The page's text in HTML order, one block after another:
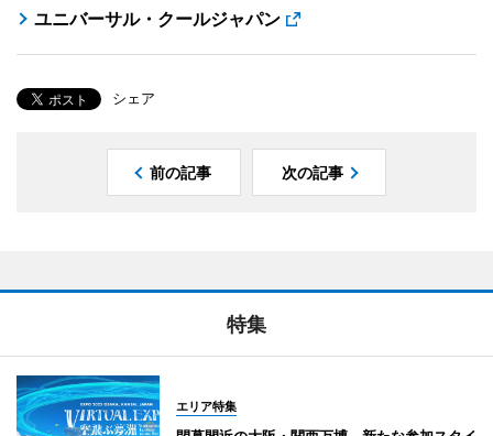
ユニバーサル・クールジャパン
前の記事 次の記事
特集
エリア特集